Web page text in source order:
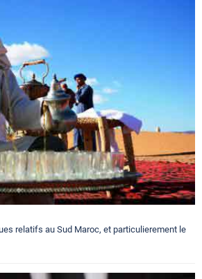
relatifs au Sud Maroc, et particulierement le